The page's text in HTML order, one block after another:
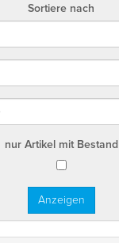
Sortiere nach
nur Artikel mit Bestand